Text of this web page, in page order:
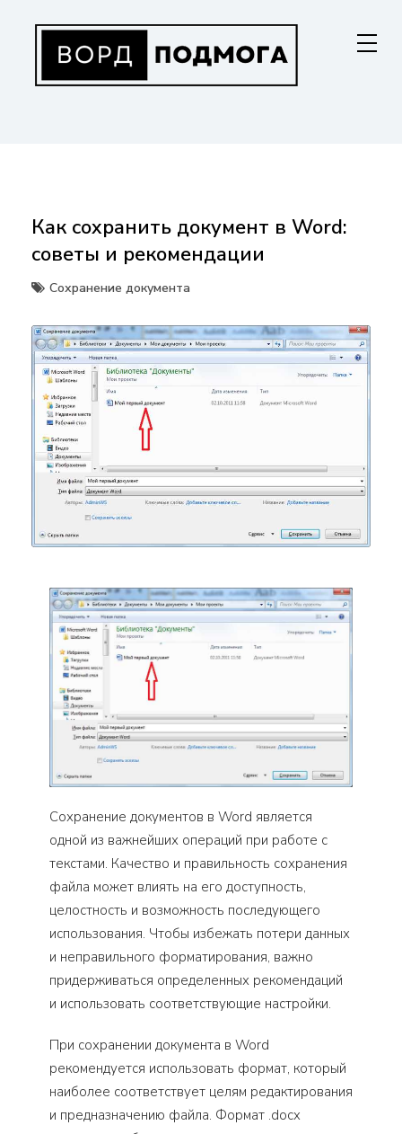
содержанию
Как сохранить документ в Word:
советы и рекомендации
Сохранение документа
Сохранение документов в Word является
одной из важнейших операций при работе с
текстами. Качество и правильность сохранения
файла может влиять на его доступность,
целостность и возможность последующего
использования. Чтобы избежать потери данных
и неправильного форматирования, важно
придерживаться определенных рекомендаций
и использовать соответствующие настройки.
При сохранении документа в Word
рекомендуется использовать формат, который
наиболее соответствует целям редактирования
и предназначению файла. Формат .docx